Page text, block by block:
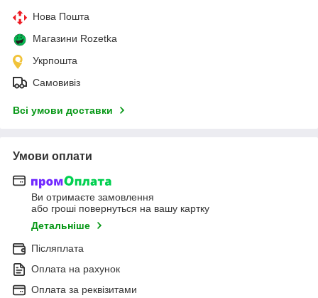
Нова Пошта
Магазини Rozetka
Укрпошта
Самовивіз
Всі умови доставки
Умови оплати
Ви отримаєте замовлення
або гроші повернуться на вашу картку
Детальніше
Післяплата
Оплата на рахунок
Оплата за реквізитами